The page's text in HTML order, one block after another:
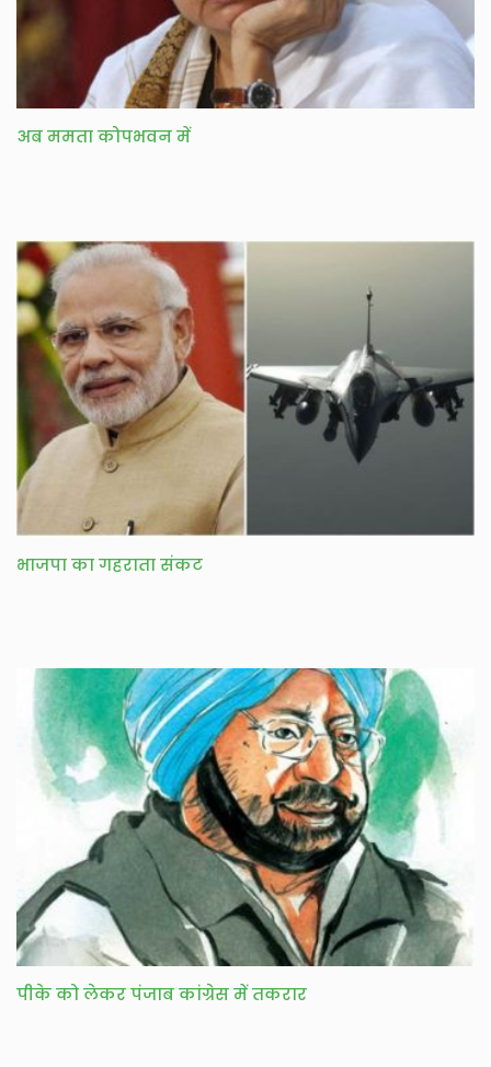
अब ममता कोपभवन में
भाजपा का गहराता संकट
पीके को लेकर पंजाब कांग्रेस में तकरार